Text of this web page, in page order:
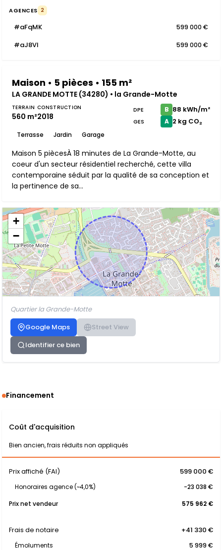
AGENCES 2
#aFqMK 599 000 €
#aJ8VI 599 000 €
Maison • 5 pièces • 155 m²
LA GRANDE MOTTE (34280) • la Grande-Motte
TERRAIN
560 m²
CONSTRUCTION
2018
Terrasse Jardin Garage
DPE B 88 kWh/m²
GES A 2 kg CO₂
Maison 5 piècesÀ 18 minutes de La Grande-Motte, au
coeur d'un secteur résidentiel recherché, cette villa
contemporaine séduit par la qualité de sa conception et
la pertinence de sa...
+
−
Quartier la Grande-Motte
Google Maps
Street View
Identifier ce bien
Financement
Coût d'acquisition
Bien ancien, frais réduits non appliqués
Prix affiché (FAI) 599 000 €
Honoraires agence (~4,0%)
-23 038 €
Prix net vendeur
575 962 €
Frais de notaire +41 330 €
Émoluments
5 999 €